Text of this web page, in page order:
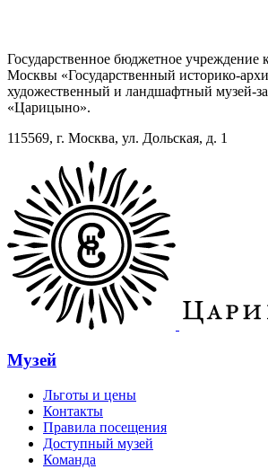
Государственное бюджетное учреждение
Москвы «Государственный историко-
художественный и ландшафтный музей-
«Царицыно».
115569, г. Москва, ул. Дольская, д. 1
Музей
Льготы и цены
Контакты
Правила посещения
Доступный музей
Команда